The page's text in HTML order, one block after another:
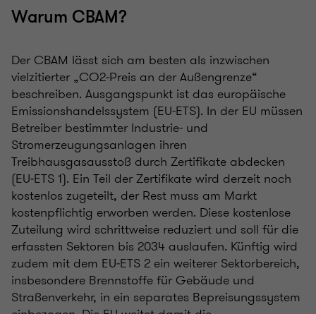
Warum CBAM?
Der CBAM lässt sich am besten als inzwischen
vielzitierter „CO2‑Preis an der Außengrenze“
beschreiben. Ausgangspunkt ist das europäische
Emissionshandelssystem (EU‑ETS). In der EU müssen
Betreiber bestimmter Industrie‑ und
Stromerzeugungsanlagen ihren
Treibhausgasausstoß durch Zertifikate abdecken
(EU‑ETS 1). Ein Teil der Zertifikate wird derzeit noch
kostenlos zugeteilt, der Rest muss am Markt
kostenpflichtig erworben werden. Diese kostenlose
Zuteilung wird schrittweise reduziert und soll für die
erfassten Sektoren bis 2034 auslaufen. Künftig wird
zudem mit dem EU‑ETS 2 ein weiterer Sektorbereich,
insbesondere Brennstoffe für Gebäude und
Straßenverkehr, in ein separates Bepreisungssystem